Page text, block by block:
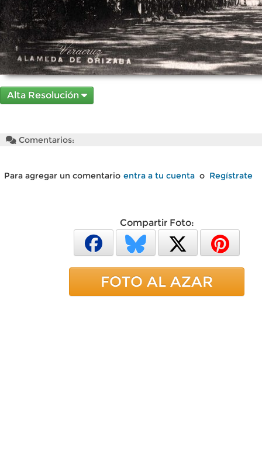
Alta Resolución
Comentarios:
Para agregar un comentario entra a tu cuenta o Regístrate
Compartir Foto:
FOTO AL AZAR